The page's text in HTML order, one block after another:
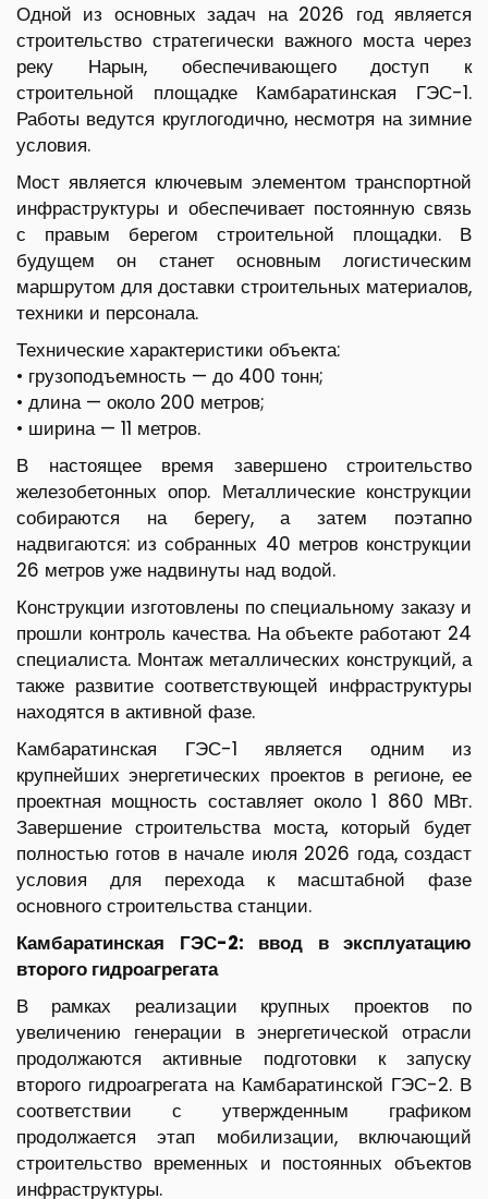
Одной из основных задач на 2026 год является
строительство стратегически важного моста через
реку Нарын, обеспечивающего доступ к
строительной площадке Камбаратинская ГЭС-1.
Работы ведутся круглогодично, несмотря на зимние
условия.
Мост является ключевым элементом транспортной
инфраструктуры и обеспечивает постоянную связь
с правым берегом строительной площадки. В
будущем он станет основным логистическим
маршрутом для доставки строительных материалов,
техники и персонала.
Технические характеристики объекта:
• грузоподъемность — до 400 тонн;
• длина — около 200 метров;
• ширина — 11 метров.
В настоящее время завершено строительство
железобетонных опор. Металлические конструкции
собираются на берегу, а затем поэтапно
надвигаются: из собранных 40 метров конструкции
26 метров уже надвинуты над водой.
Конструкции изготовлены по специальному заказу и
прошли контроль качества. На объекте работают 24
специалиста. Монтаж металлических конструкций, а
также развитие соответствующей инфраструктуры
находятся в активной фазе.
Камбаратинская ГЭС-1 является одним из
крупнейших энергетических проектов в регионе, ее
проектная мощность составляет около 1 860 МВт.
Завершение строительства моста, который будет
полностью готов в начале июля 2026 года, создаст
условия для перехода к масштабной фазе
основного строительства станции.
Камбаратинская ГЭС-2: ввод в эксплуатацию
второго гидроагрегата
В рамках реализации крупных проектов по
увеличению генерации в энергетической отрасли
продолжаются активные подготовки к запуску
второго гидроагрегата на Камбаратинской ГЭС-2. В
соответствии с утвержденным графиком
продолжается этап мобилизации, включающий
строительство временных и постоянных объектов
инфраструктуры.